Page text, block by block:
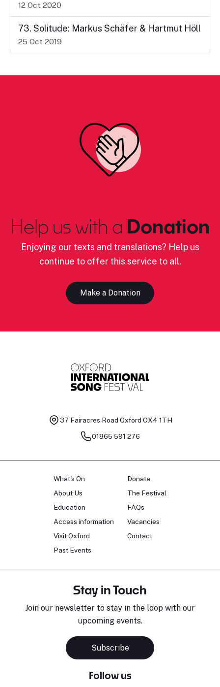
12 Oct 2020
73. Solitude: Markus Schäfer & Hartmut Höll
25 Oct 2019
Help us with a Donation
Enjoying our texts and translations? Help us
continue to offer this service to all.
Make a Donation
37 Fairacres Road Oxford OX4 1TH
01865 591 276
What's On
About Us
Education
Access information
Visit Oxford
Past Events
Donate
The Festival
FAQs
Vacancies
Contact
Stay in Touch
Join our newsletter to stay in the loop with our
upcoming events.
Subscribe
Follow us